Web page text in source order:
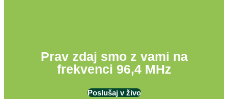
Prav zdaj smo z vami na
frekvenci 96,4 MHz
Poslušaj v živo